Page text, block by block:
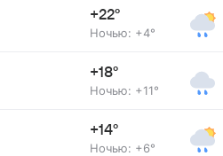
+22°
Ночью: +4°
+18°
Ночью: +11°
+14°
Ночью: +6°